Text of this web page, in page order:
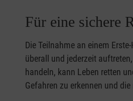
Für eine sichere
Die Teilnahme an einem
überall und jederzeit
handeln, kann Leben retten
Gefahren zu erkennen und